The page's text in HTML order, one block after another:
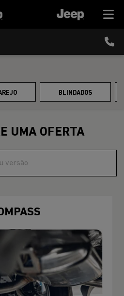
BLINDADOS
UMA OFERTA